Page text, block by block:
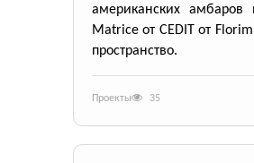
американских амбаров
Matrice от CEDIT от
пространство.
Проекты 35